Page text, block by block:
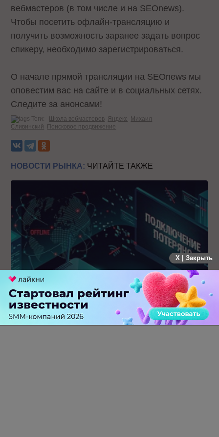
вебмастеров (в том числе и на SEOnews).
Чтобы посетить офлайн-трансляцию и
получить возможность заранее задать вопрос
спикеру, необходимо зарегистрироваться.
О начале прямой трансляции на SEOnews мы
оповестим вас на сайте и в социальных сетях.
Следите за анонсами!
Теги: Школа вебмастеров Яндекс
Михаил
Сливинский
Поисковое продвижение
НОВОСТИ РЫНКА: ЧИТАЙТЕ ТАКЖЕ
Крупнейший сбой в рунете: пользователи не могут
попасть на популярные сайты
X | Закрыть